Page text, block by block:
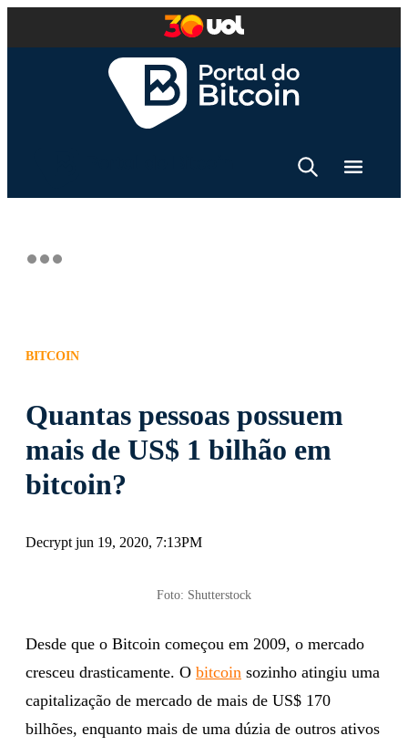
BITCOIN
Quantas pessoas possuem
mais de US$ 1 bilhão em
bitcoin?
Decrypt jun 19, 2020, 7:13PM
Foto: Shutterstock
Desde que o Bitcoin começou em 2009, o mercado
cresceu drasticamente. O bitcoin sozinho atingiu uma
capitalização de mercado de mais de US$ 170
bilhões, enquanto mais de uma dúzia de outros ativos